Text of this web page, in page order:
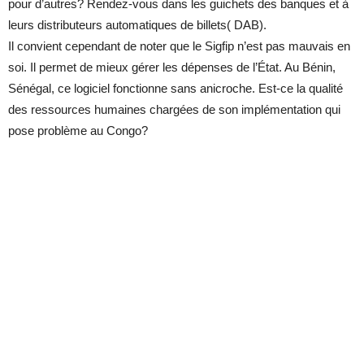
pour d’autres? Rendez-vous dans les guichets des banques et à
leurs distributeurs automatiques de billets( DAB).
Il convient cependant de noter que le Sigfip n’est pas mauvais en
soi. Il permet de mieux gérer les dépenses de l’État. Au Bénin,
Sénégal, ce logiciel fonctionne sans anicroche. Est-ce la qualité
des ressources humaines chargées de son implémentation qui
pose problème au Congo?